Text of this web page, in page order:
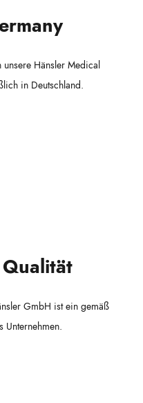
Hänsler Medical
in Deutschland.
GmbH ist ein gemäß
Unternehmen.